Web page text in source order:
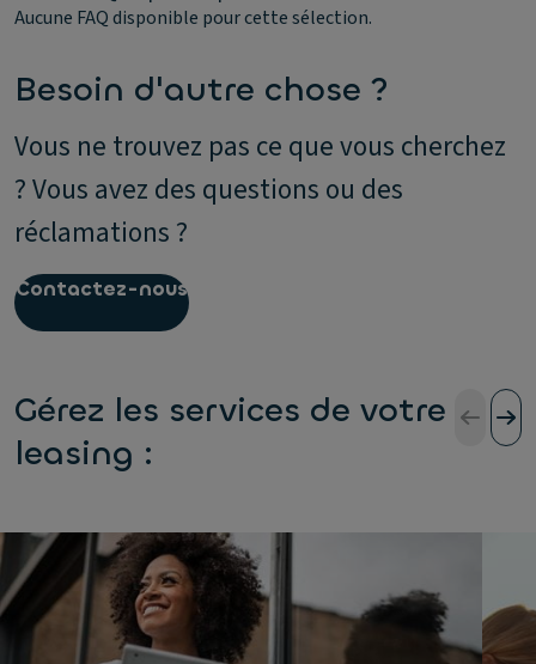
Aucune FAQ disponible pour cette sélection.
Besoin d'autre chose ?
Vous ne trouvez pas ce que vous cherchez
? Vous avez des questions ou des
réclamations ?
Contactez-nous
Gérez les services de votre
leasing :